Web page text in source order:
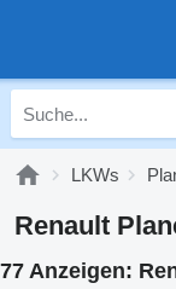
LKWs
Renault
77 Anzeigen: